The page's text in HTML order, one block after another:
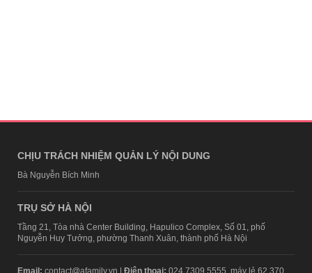
CHỊU TRÁCH NHIỆM QUẢN LÝ NỘI DUNG
Bà Nguyễn Bích Minh
TRỤ SỞ HÀ NỘI
Tầng 21, Tòa nhà Center Building, Hapulico Complex, Số 01, phố
Nguyễn Huy Tưởng, phường Thanh Xuân, thành phố Hà Nội
Email: contact@afamily.vn | Điện thoại: 024 7309 5555, máy lẻ 62.370